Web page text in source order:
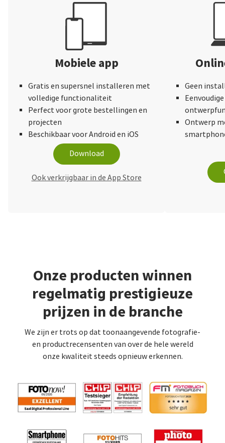
Mobiele app
Gratis en supersnel installeren met
volledige functionaliteit
Perfect voor grote bestellingen en
projecten
Beschikbaar voor Android en iOS
Download
Ook verkrijgbaar in de App Store
Geen
Ontwerp
Onze producten winnen
regelmatig prestigieuze
prijzen in de branche
We zijn er trots op dat toonaangevende fotografie-
en productrecensenten van over de hele wereld
onze kwaliteit steeds opnieuw erkennen.